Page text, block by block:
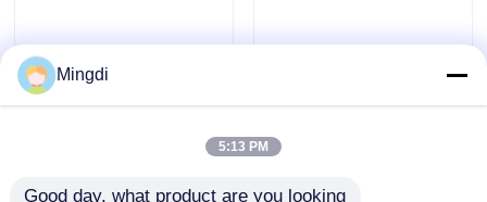
Mingdi
5:13 PM
Good day, what product are you looking